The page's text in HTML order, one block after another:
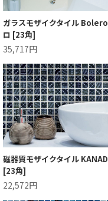
ガラスモザイクタイル
ロ [23角]
35,717円
磁器質モザイクタイル
[23角]
22,572円